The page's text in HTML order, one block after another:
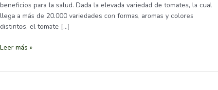
beneficios para la salud. Dada la elevada variedad de tomates, la cual
llega a más de 20.000 variedades con formas, aromas y colores
distintos, el tomate […]
Leer más »